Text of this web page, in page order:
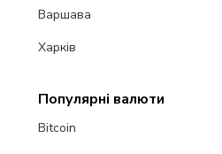
Варшава
Харків
Популярні валюти
Bitcoin